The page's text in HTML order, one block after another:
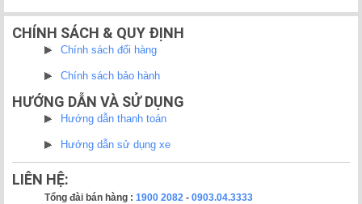
CHÍNH SÁCH & QUY ĐỊNH
Chính sách đổi hàng
Chính sách bảo hành
HƯỚNG DẪN VÀ SỬ DỤNG
Hướng dẫn thanh toán
Hướng dẫn sử dụng xe
LIÊN HỆ:
Tổng đài bán hàng : 1900 2082 - 0903.04.3333